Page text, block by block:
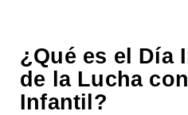
¿Qué es el Día
de la Lucha
Infantil?